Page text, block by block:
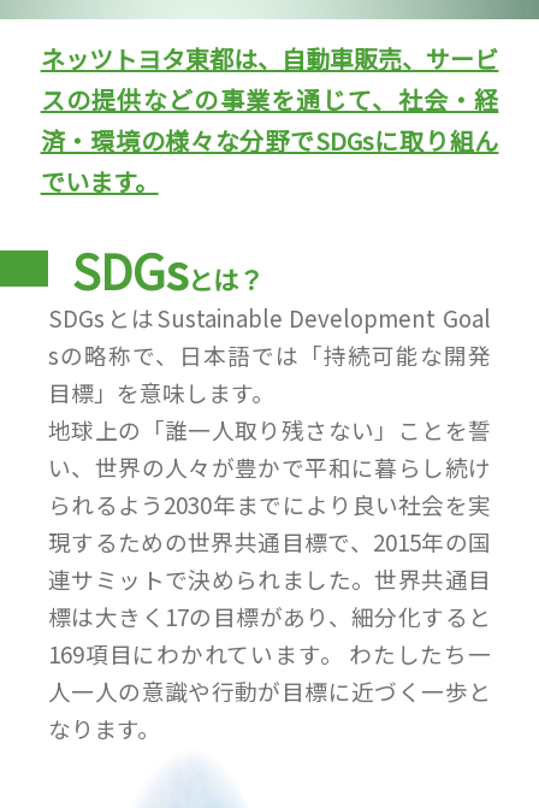
ネッツトヨタ東都は、自動車販売、サービ
スの提供などの事業を通じて、社会・経
済・環境の様々な分野でSDGsに取り組ん
でいます。
SDGsとは？
SDGsとはSustainable Development Goal
sの略称で、日本語では「持続可能な開発
目標」を意味します。
地球上の「誰一人取り残さない」ことを誓
い、世界の人々が豊かで平和に暮らし続け
られるよう2030年までにより良い社会を実
現するための世界共通目標で、2015年の国
連サミットで決められました。世界共通目
標は大きく17の目標があり、細分化すると
169項目にわかれています。 わたしたち一
人一人の意識や行動が目標に近づく一歩と
なります。